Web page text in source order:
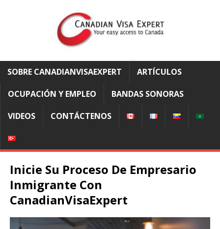
SOBRE CANADIANVISAEXPERT ARTÍCULOS
OCUPACIÓN Y EMPLEO BANDAS SONORAS
VIDEOS CONTÁCTENOS
Inicie Su Proceso De Empresario
Inmigrante Con
CanadianVisaExpert